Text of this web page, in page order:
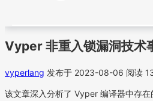
Vyper 非重入锁漏洞技术
vyperlang 发布于 2023-08-06 阅读
该文章深入分析了 Vyper 编译器中存